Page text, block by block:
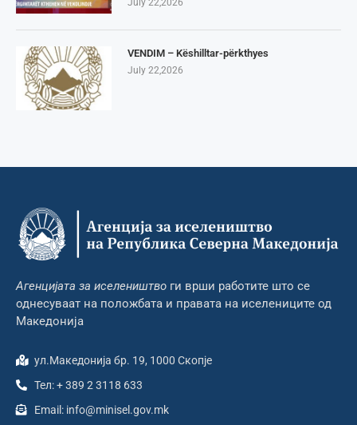
July 22,2026
VENDIM – Këshilltar-përkthyes
July 22,2026
Агенцијата за иселеништво ги врши работите што се
однесуваат на положбата и правата на иселениците од
Македонија
ул.Македонија бр. 19, 1000 Скопје
Тел: + 389 2 3118 633
Email: info@minisel.gov.mk